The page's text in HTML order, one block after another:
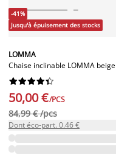
-41%
Jusqu'à épuisement des stocks
LOMMA
Chaise inclinable LOMMA beige






50,00 €/PCS
84,99 € /pcs
Dont éco-part. 0.46 €